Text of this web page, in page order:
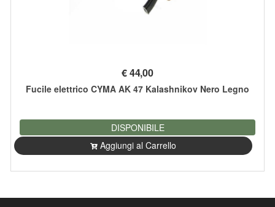
€44,00
Fucile elettrico CYMA AK 47 Kalashnikov Nero Legno
DISPONIBILE
Aggiungi al Carrello